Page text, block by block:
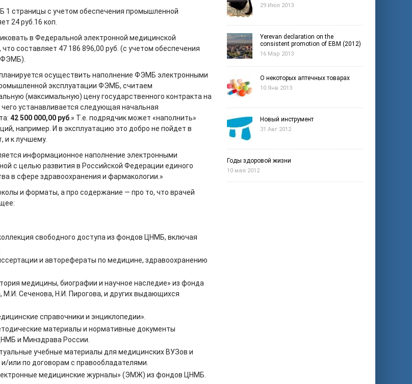
1 страницы с учетом обеспечения промышленной
24 руб.16 коп.
в Федеральной электронной медицинской
составляет 47 186 896,00 руб. (с учетом обеспечения
ФЭМБ).
планируется осуществить наполнение ФЭМБ электронными
эксплуатации ФЭМБ, считаем
(максимальную) цену государственного контракта на
чего устанавливается следующая начальная
42 500 000,00 руб .» Т.е. подрядчик может «наполнить»
например. И в эксплуатацию это добро не пойдет в
и к лучшему.
информационное наполнение электронными
с целью развития в Российской Федерации единого
в сфере здравоохранения и фармакологии.»
и форматы, а про содержание — про то, что врачей
свободного доступа из фондов ЦНМБ, включая
и авторефераты по медицине, здравоохранению
медицины, биографии и научное наследие» из фонда
Сеченова, Н.И. Пирогова, и других выдающихся
справочники и энциклопедии».
материалы и нормативные документы
и Минздрава России.
учебные материалы для медицинских ВУЗов и
или по договорам с правообладателями.
медицинские журналы» (ЭМЖ) из фондов ЦНМБ.
29 Июл 2013
Yerevan declaration on the
consistent promotion of EBM (2012)
16 Мар 2013
О некоторых аптечных товарах
10 Янв 2013
Новый инструмент
31 Авг 2012
Годы здоровой жизни
10 мая 2012